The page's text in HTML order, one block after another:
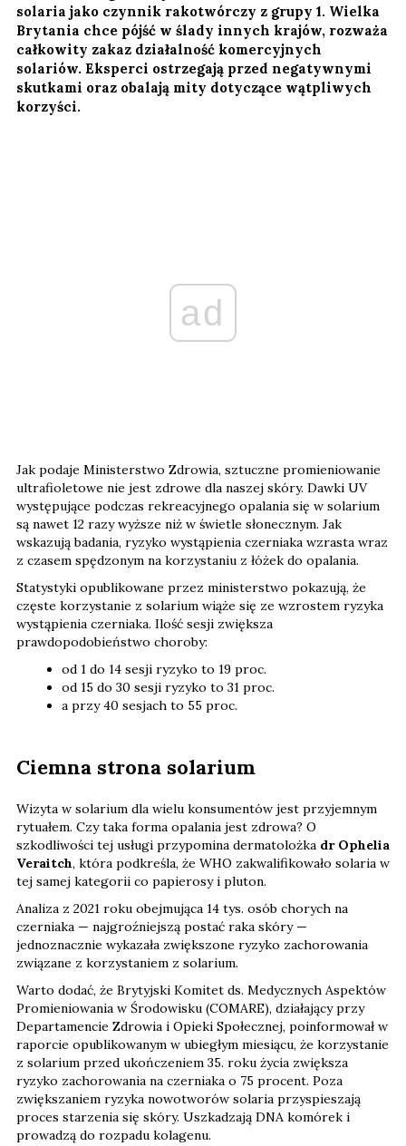
solaria jako czynnik rakotwórczy z grupy 1. Wielka
Brytania chce pójść w ślady innych krajów, rozważa
całkowity zakaz działalność komercyjnych
solariów. Eksperci ostrzegają przed negatywnymi
skutkami oraz obalają mity dotyczące wątpliwych
korzyści.
ad
Jak podaje Ministerstwo Zdrowia, sztuczne promieniowanie
ultrafioletowe nie jest zdrowe dla naszej skóry. Dawki UV
występujące podczas rekreacyjnego opalania się w solarium
są nawet 12 razy wyższe niż w świetle słonecznym. Jak
wskazują badania, ryzyko wystąpienia czerniaka wzrasta wraz
z czasem spędzonym na korzystaniu z łóżek do opalania.
Statystyki opublikowane przez ministerstwo pokazują, że
częste korzystanie z solarium wiąże się ze wzrostem ryzyka
wystąpienia czerniaka. Ilość sesji zwiększa
prawdopodobieństwo choroby:
od 1 do 14 sesji ryzyko to 19 proc.
od 15 do 30 sesji ryzyko to 31 proc.
a przy 40 sesjach to 55 proc.
Ciemna strona solarium
Wizyta w solarium dla wielu konsumentów jest przyjemnym
rytuałem. Czy taka forma opalania jest zdrowa? O
szkodliwości tej usługi przypomina dermatolożka dr Ophelia
Veraitch, która podkreśla, że WHO zakwalifikowało solaria w
tej samej kategorii co papierosy i pluton.
Analiza z 2021 roku obejmująca 14 tys. osób chorych na
czerniaka — najgroźniejszą postać raka skóry —
jednoznacznie wykazała zwiększone ryzyko zachorowania
związane z korzystaniem z solarium.
Warto dodać, że Brytyjski Komitet ds. Medycznych Aspektów
Promieniowania w Środowisku (COMARE), działający przy
Departamencie Zdrowia i Opieki Społecznej, poinformował w
raporcie opublikowanym w ubiegłym miesiącu, że korzystanie
z solarium przed ukończeniem 35. roku życia zwiększa
ryzyko zachorowania na czerniaka o 75 procent. Poza
zwiększaniem ryzyka nowotworów solaria przyspieszają
proces starzenia się skóry. Uszkadzają DNA komórek i
prowadzą do rozpadu kolagenu.